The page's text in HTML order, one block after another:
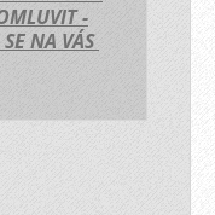
-
NA VÁS